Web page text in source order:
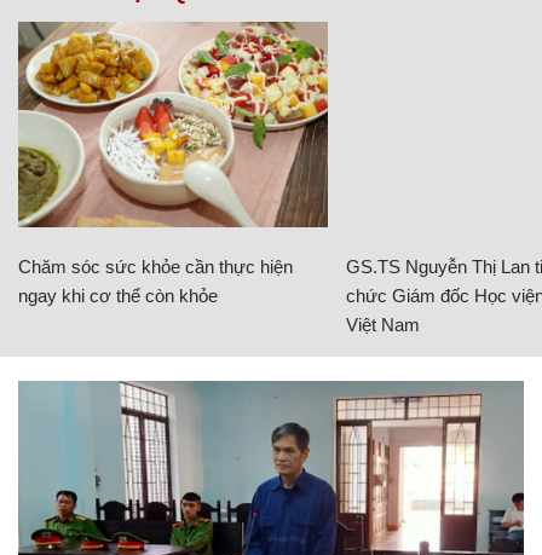
Chăm sóc sức khỏe cần thực hiện
ngay khi cơ thể còn khỏe
GS.TS Nguyễn Thị Lan
chức Giám đốc Học
Việt Nam